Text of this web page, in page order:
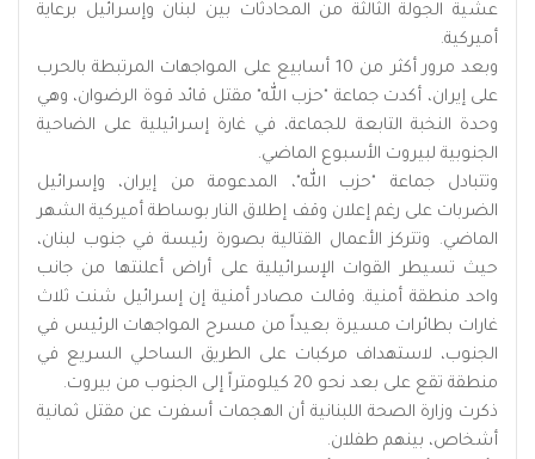
عشية الجولة الثالثة من المحادثات بين لبنان وإسرائيل برعاية
أميركية.
وبعد مرور أكثر من 10 أسابيع على المواجهات المرتبطة بالحرب
على إيران، أكدت جماعة "حزب الله" مقتل قائد قوة الرضوان، وهي
وحدة النخبة التابعة للجماعة، في غارة إسرائيلية على الضاحية
الجنوبية لبيروت الأسبوع الماضي.
وتتبادل جماعة "حزب الله"، المدعومة من إيران، وإسرائيل
الضربات على رغم إعلان وقف إطلاق النار بوساطة أميركية الشهر
الماضي. وتتركز الأعمال القتالية بصورة رئيسة في جنوب لبنان،
حيث تسيطر القوات الإسرائيلية على أراض أعلنتها من جانب
واحد منطقة أمنية. وقالت مصادر أمنية إن إسرائيل شنت ثلاث
غارات بطائرات مسيرة بعيداً من مسرح المواجهات الرئيس في
الجنوب، لاستهداف مركبات على الطريق الساحلي السريع في
منطقة تقع على بعد نحو 20 كيلومتراً إلى الجنوب من بيروت.
ذكرت وزارة الصحة اللبنانية أن الهجمات أسفرت عن ‌مقتل ثمانية
أشخاص، بينهم ‌طفلان.